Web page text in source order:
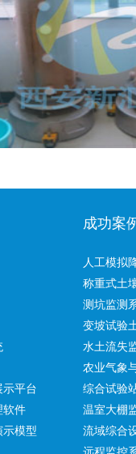
示平台
软件
模型
成功案
人工模拟
称重式土
测坑监测
变坡试验
水土流失
农业气象
综合试验
温室大棚
流域综合